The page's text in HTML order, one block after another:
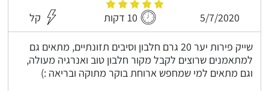
5/7/2020 10 דקות קל
שייק פירות יער 20 גרם חלבון וסיבים תזונתיים, מתאים גם
למתאמנים שרוצים לקבל מקור חלבון טוב ואנרגיה מעולה,
וגם מתאים למי שמחפש ארוחת בוקר מתוקה ובריאה :)